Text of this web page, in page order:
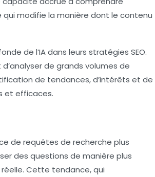
qui modifie la manière dont le contenu
de l’IA dans leurs stratégies SEO.
de grands volumes de
de tendances, d’intérêts et de
et efficaces.
de requêtes de recherche plus
des questions de manière plus
Cette tendance, qui